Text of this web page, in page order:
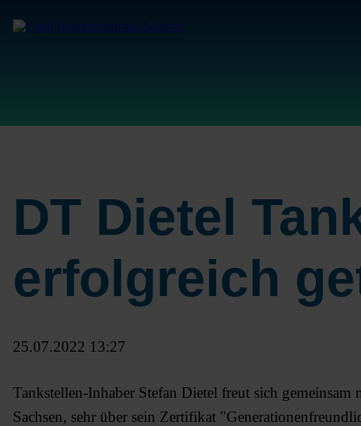
DT Dietel
erfolgreich
25.07.2022 13:27
Tankstellen-Inhaber Stefan Dietel freut sich
Sachsen, sehr über sein Zertifikat